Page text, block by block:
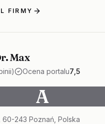
FIRMY
Max
Ocena portalu7,5
A
60-243 Poznań, Polska